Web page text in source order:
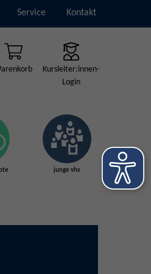
Service Kontakt
Kursleiter:innen-
Login
junge vhs